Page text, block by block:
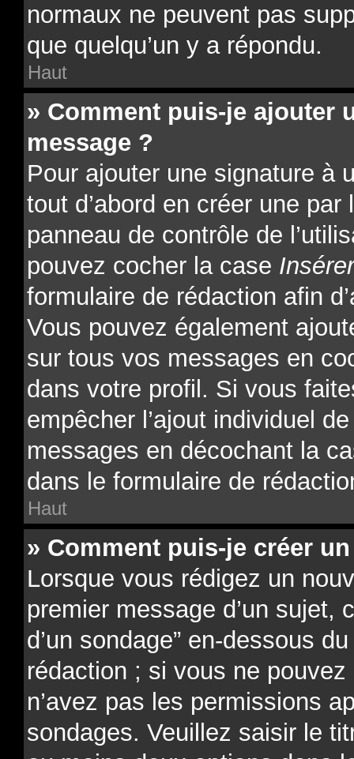
normaux ne peuvent pas
que quelqu’un y a répondu.
Haut
» Comment puis-je ajouter
message ?
Pour ajouter une signature à
tout d’abord en créer une par
panneau de contrôle de
pouvez cocher la case
formulaire de rédaction afin
Vous pouvez également
sur tous vos messages en
dans votre profil. Si vous
empêcher l’ajout individuel
messages en décochant la
dans le formulaire de
Haut
» Comment puis-je créer
Lorsque vous rédigez un
premier message d’un sujet,
d’un sondage” en-dessous
rédaction ; si vous ne
n’avez pas les permissions
sondages. Veuillez saisir le